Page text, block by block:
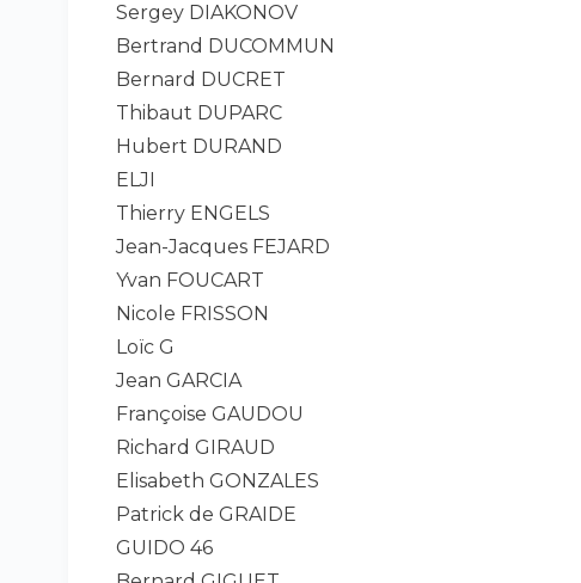
Sergey DIAKONOV
Bertrand DUCOMMUN
Bernard DUCRET
Thibaut DUPARC
Hubert DURAND
ELJI
Thierry ENGELS
Jean-Jacques FEJARD
Yvan FOUCART
Nicole FRISSON
Loïc G
Jean GARCIA
Françoise GAUDOU
Richard GIRAUD
Elisabeth GONZALES
Patrick de GRAIDE
GUIDO 46